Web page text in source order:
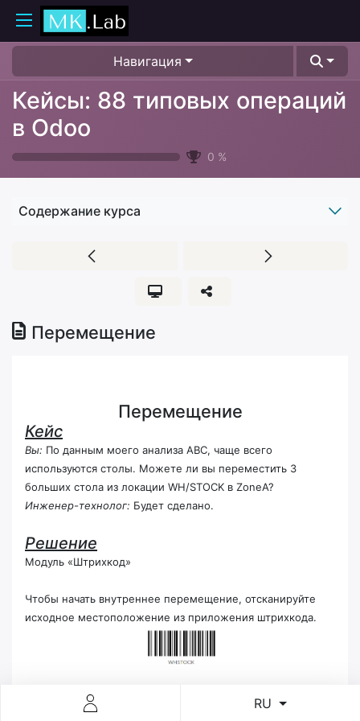
RU
Навигация
Кейсы: 88 типовых операций
в Odoo
0 %
Содержание курса
Перемещение
Перемещение
Кейс
Вы: По данным моего анализа ABC, чаще всего
используются столы. Можете ли вы переместить 3
больших стола из локации WH/STOCK в ZoneA?
Инженер-технолог: Будет сделано.
Решение
Модуль «Штрихкод»
Чтобы начать внутреннее перемещение, отсканируйте
исходное местоположение из приложения штрихкода.
Затем отсканируйте выбранные вами товары 3 раза.